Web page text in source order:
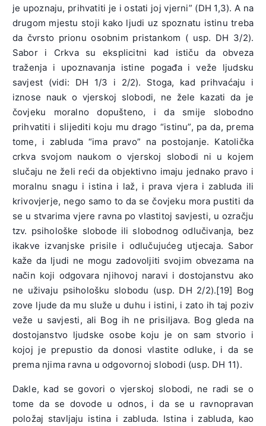
je upoznaju, prihvatiti je i ostati joj vjerni” (DH 1,3). A na
drugom mjestu stoji kako ljudi uz spoznatu istinu treba
da čvrsto prionu osobnim pristankom ( usp. DH 3/2).
Sabor i Crkva su eksplicitni kad ističu da obveza
traženja i upoznavanja istine pogađa i veže ljudsku
savjest (vidi: DH 1/3 i 2/2). Stoga, kad prihvaćaju i
iznose nauk o vjerskoj slobodi, ne žele kazati da je
čovjeku moralno dopušteno, i da smije slobodno
prihvatiti i slijediti koju mu drago “istinu”, pa da, prema
tome, i zabluda “ima pravo” na postojanje. Katolička
crkva svojom naukom o vjerskoj slobodi ni u kojem
slučaju ne želi reći da objektivno imaju jednako pravo i
moralnu snagu i istina i laž, i prava vjera i zabluda ili
krivovjerje, nego samo to da se čovjeku mora pustiti da
se u stvarima vjere ravna po vlastitoj savjesti, u ozračju
tzv. psihološke slobode ili slobodnog odlučivanja, bez
ikakve izvanjske prisile i odlučujućeg utjecaja. Sabor
kaže da ljudi ne mogu zadovoljiti svojim obvezama na
način koji odgovara njihovoj naravi i dostojanstvu ako
ne uživaju psihološku slobodu (usp. DH 2/2).[19] Bog
zove ljude da mu služe u duhu i istini, i zato ih taj poziv
veže u savjesti, ali Bog ih ne prisiljava. Bog gleda na
dostojanstvo ljudske osobe koju je on sam stvorio i
kojoj je prepustio da donosi vlastite odluke, i da se
prema njima ravna u odgovornoj slobodi (usp. DH 11).
Dakle, kad se govori o vjerskoj slobodi, ne radi se o
tome da se dovode u odnos, i da se u ravnopravan
položaj stavljaju istina i zabluda. Istina i zabluda, kao